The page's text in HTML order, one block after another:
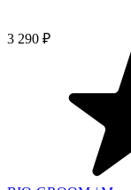
3 290 ₽